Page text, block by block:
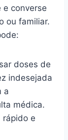
e converse
ou familiar.
doses de
indesejada
a
médica.
rápido e